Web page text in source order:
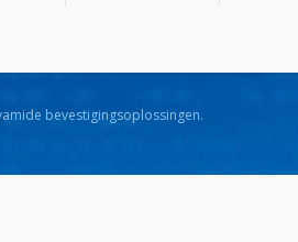
bevestigingsoplossingen.